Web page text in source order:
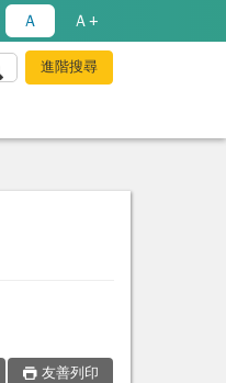
Ａ Ａ+
友善列印